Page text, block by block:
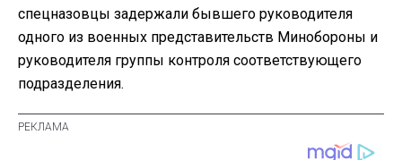
спецназовцы задержали бывшего руководителя
одного из военных представительств Минобороны и
руководителя группы контроля соответствующего
подразделения.